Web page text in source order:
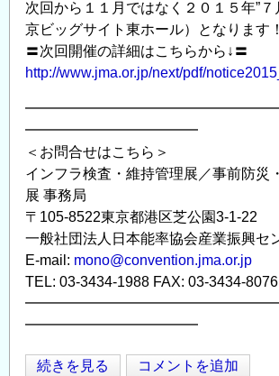
次回から１１月ではなく２０１５年”７
京ビッグサイト東ホール）となります！
〓次回開催の詳細はこちらから↓〓
http://www.jma.or.jp/next/pdf/
━━━━━━━━━━━━
＜お問合せはこちら＞
インフラ検査・維持管理展／事前防災
展 事務局
〒105-8522東京都港区芝公園3-1-22
一般社団法人日本能率協会産業振興セ
E-mail: mono@convention.jma.or.jp
TEL: 03-3434-1988 FAX: 03-3434-8076
━━━━━━━━━━━━
【メ
続きを見る コメントを追加